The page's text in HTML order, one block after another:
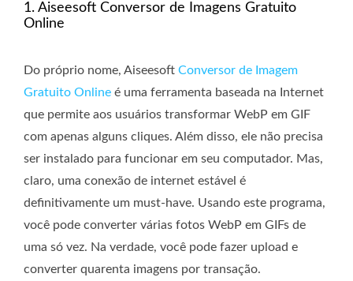
1. Aiseesoft Conversor de Imagens Gratuito
Online
Do próprio nome, Aiseesoft Conversor de Imagem
Gratuito Online é uma ferramenta baseada na Internet
que permite aos usuários transformar WebP em GIF
com apenas alguns cliques. Além disso, ele não precisa
ser instalado para funcionar em seu computador. Mas,
claro, uma conexão de internet estável é
definitivamente um must-have. Usando este programa,
você pode converter várias fotos WebP em GIFs de
uma só vez. Na verdade, você pode fazer upload e
converter quarenta imagens por transação.